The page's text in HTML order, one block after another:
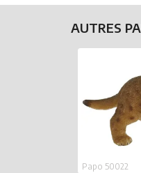
AUTRES
Papo 50022